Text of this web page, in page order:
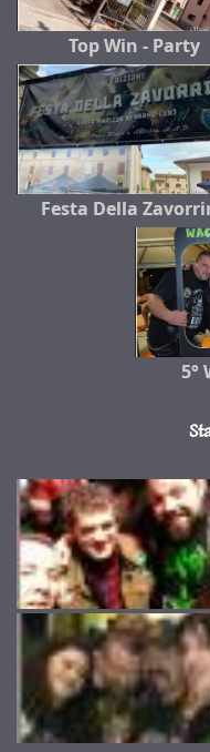
Top Win - Party
Festa Della
5°